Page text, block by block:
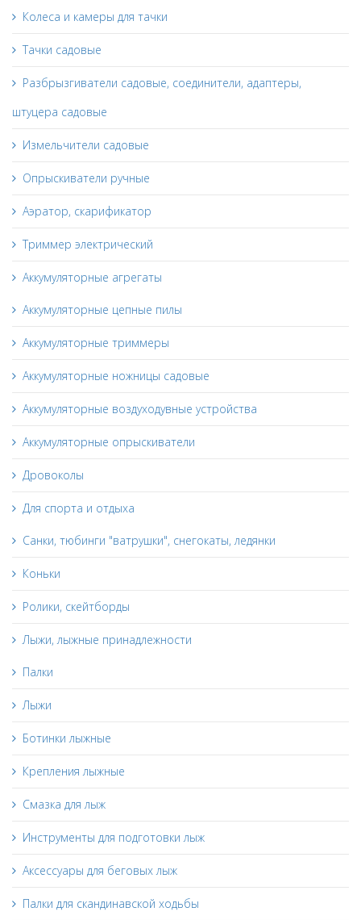
Колеса и камеры для тачки
Тачки садовые
Разбрызгиватели садовые, соединители, адаптеры,
штуцера садовые
Измельчители садовые
Опрыскиватели ручные
Аэратор, скарификатор
Триммер электрический
Аккумуляторные агрегаты
Аккумуляторные цепные пилы
Аккумуляторные триммеры
Аккумуляторные ножницы садовые
Аккумуляторные воздуходувные устройства
Аккумуляторные опрыскиватели
Дровоколы
Для спорта и отдыха
Санки, тюбинги "ватрушки", снегокаты, ледянки
Коньки
Ролики, скейтборды
Лыжи, лыжные принадлежности
Палки
Лыжи
Ботинки лыжные
Крепления лыжные
Смазка для лыж
Инструменты для подготовки лыж
Аксессуары для беговых лыж
Палки для скандинавской ходьбы